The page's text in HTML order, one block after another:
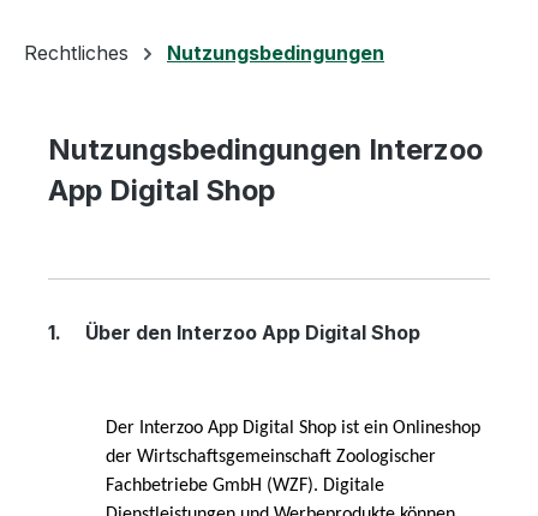
Rechtliches Nutzungsbedingungen
Nutzungsbedingungen Interzoo
App Digital Shop
1. Über den Interzoo App Digital Shop
Der Interzoo App Digital Shop ist ein Onlineshop
der Wirtschaftsgemeinschaft Zoologischer
Fachbetriebe GmbH (WZF). Digitale